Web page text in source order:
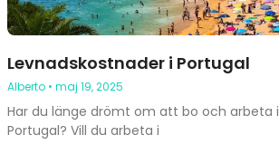
Levnadskostnader i Portugal
Alberto maj 19, 2025
Har du länge drömt om att bo och arbeta i
Portugal? Vill du arbeta i